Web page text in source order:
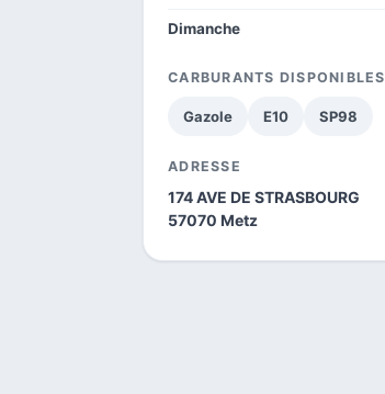
Dimanche
CARBURANTS DISPONIBLES
Gazole E10 SP98
ADRESSE
174 AVE DE STRASBOURG
57070 Metz